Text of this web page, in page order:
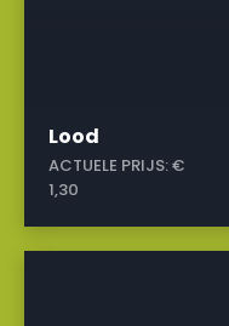
Lood
ACTUELE PRIJS:€
1,30